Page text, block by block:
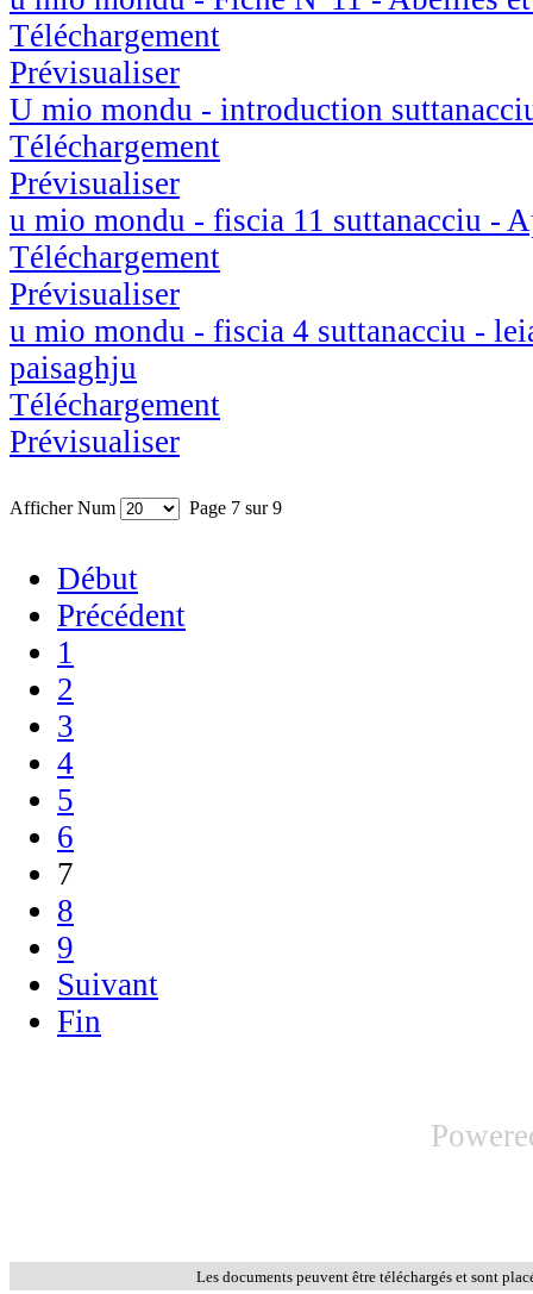
Téléchargement
Prévisualiser
U mio mondu - introduction
Téléchargement
Prévisualiser
u mio mondu - fiscia 11 suttanacciu -
Téléchargement
Prévisualiser
u mio mondu - fiscia 4 suttanacciu -
paisaghju
Téléchargement
Prévisualiser
Afficher Num Page 7 sur 9
Début
Précédent
1
2
3
4
5
6
7
8
9
Suivant
Fin
Les documents peuvent être téléchargés et sont